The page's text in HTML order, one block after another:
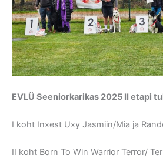
EVLÜ Seeniorkarikas 2025 II etapi
I koht Inxest Uxy Jasmiin/Mia ja
II koht Born To Win Warrior Terror/